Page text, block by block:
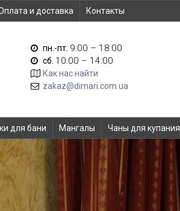
и доставка Контакты
пн.-пт. 9:00 – 18:00
сб. 10:00 – 14:00
Как нас найти
zakaz@dimari.com.ua
для бани Мангалы Чаны для купания